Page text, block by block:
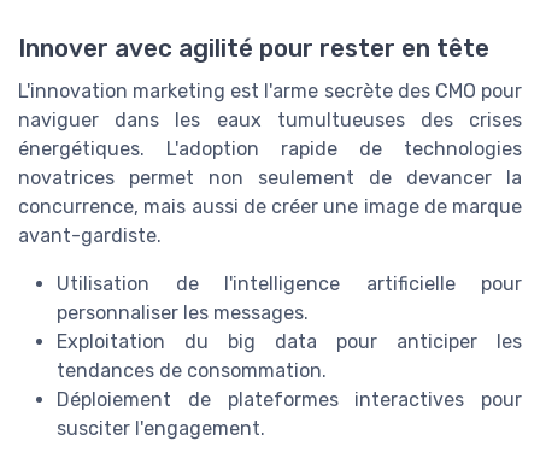
Innover avec agilité pour rester en tête
L'innovation marketing est l'arme secrète des CMO pour
naviguer dans les eaux tumultueuses des crises
énergétiques. L'adoption rapide de technologies
novatrices permet non seulement de devancer la
concurrence, mais aussi de créer une image de marque
avant-gardiste.
Utilisation de l'intelligence artificielle pour
personnaliser les messages.
Exploitation du big data pour anticiper les
tendances de consommation.
Déploiement de plateformes interactives pour
susciter l'engagement.